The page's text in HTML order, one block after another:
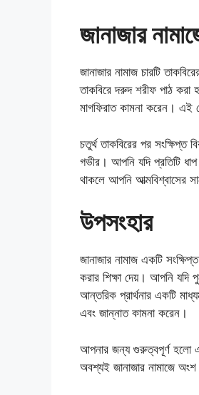
জানাজার
জানাজার নামাজ চারটি
তাকবিরে দরুদ শরীফ পাঠ
মাগফিরাত কামনা করেন। এই
চতুর্থ তাকবিরের পর সংক্ষিপ্ত
গভীর। আপনি যদি প্রতিটি
থাকলে আপনি আত্মবিশ্বাসের
উপসংহার
জানাজার নামাজ একটি
করার শিক্ষা দেয়। আপনি
আন্তরিক প্রার্থনার একটি
এবং জান্নাত কামনা করেন।
আপনার জন্য গুরুত্বপূর্ণ হলো
অবশ্যই জানাজার নামাজে